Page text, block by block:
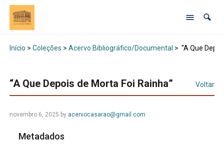
Início > Coleções > Acervo Bibliográfico/Documental > “A Que
“A Que Depois de Morta Foi Rainha” Voltar
novembro 6, 2025 by acervocasarao@gmail.com
Metadados